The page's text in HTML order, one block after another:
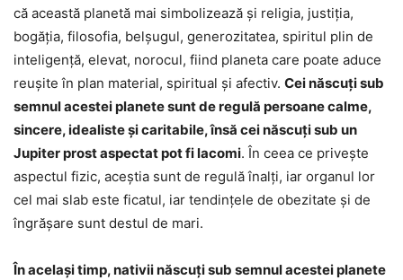
că această planetă mai simbolizează și religia, justiția,
bogăția, filosofia, belșugul, generozitatea, spiritul plin de
inteligență, elevat, norocul, fiind planeta care poate aduce
reușite în plan material, spiritual și afectiv. Cei născuți sub
semnul acestei planete sunt de regulă persoane calme,
sincere, idealiste și caritabile, însă cei născuți sub un
Jupiter prost aspectat pot fi lacomi. În ceea ce privește
aspectul fizic, aceștia sunt de regulă înalți, iar organul lor
cel mai slab este ficatul, iar tendințele de obezitate și de
îngrășare sunt destul de mari.
În același timp, nativii născuți sub semnul acestei planete